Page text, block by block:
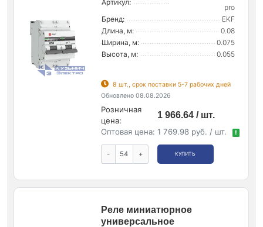
Артикул:
pro
Бренд:
EKF
Длина, м:
0.08
Ширина, м:
0.075
Высота, м:
0.055
8 шт., срок поставки 5-7 рабочих дней
Обновлено 08.08.2026
Розничная
цена:
1 966.64 / шт.
Оптовая цена: 1 769.98 руб. / шт. !
- + КУПИТЬ
Реле миниатюрное
универсальное